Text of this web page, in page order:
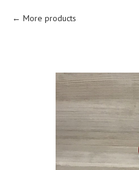
More products